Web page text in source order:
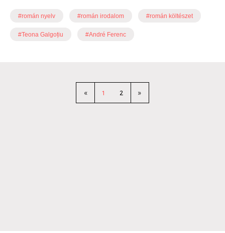
#román nyelv #román irodalom #román költészet
#Teona Galgoțiu #André Ferenc
« 1 2 »